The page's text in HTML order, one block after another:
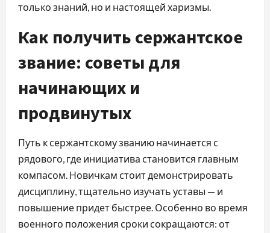
только знаний, но и настоящей харизмы.
Как получить сержантское
звание: советы для
начинающих и
продвинутых
Путь к сержантскому званию начинается с
рядового, где инициатива становится главным
компасом. Новичкам стоит демонстрировать
дисциплину, тщательно изучать уставы — и
повышение придет быстрее. Особенно во время
военного положения сроки сокращаются: от